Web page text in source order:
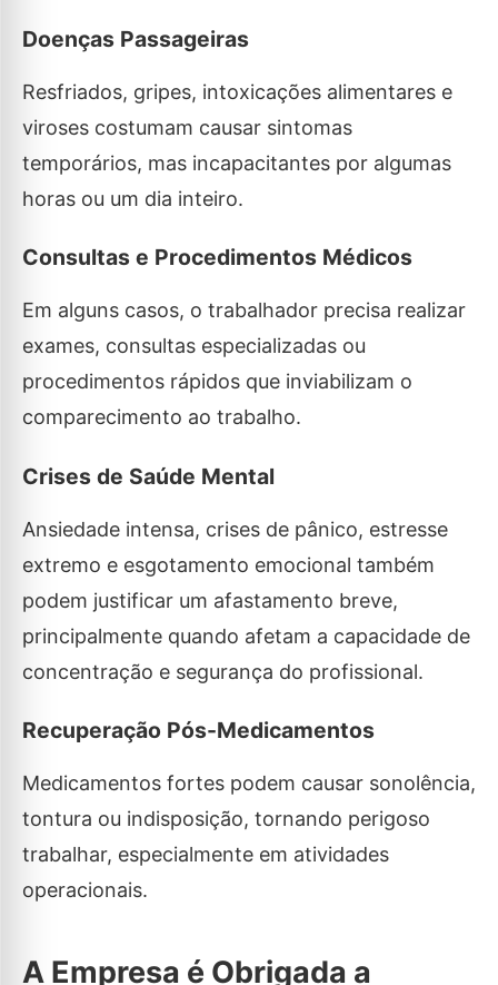
Doenças Passageiras
Resfriados, gripes, intoxicações alimentares e
viroses costumam causar sintomas
temporários, mas incapacitantes por algumas
horas ou um dia inteiro.
Consultas e Procedimentos Médicos
Em alguns casos, o trabalhador precisa realizar
exames, consultas especializadas ou
procedimentos rápidos que inviabilizam o
comparecimento ao trabalho.
Crises de Saúde Mental
Ansiedade intensa, crises de pânico, estresse
extremo e esgotamento emocional também
podem justificar um afastamento breve,
principalmente quando afetam a capacidade de
concentração e segurança do profissional.
Recuperação Pós-Medicamentos
Medicamentos fortes podem causar sonolência,
tontura ou indisposição, tornando perigoso
trabalhar, especialmente em atividades
operacionais.
A Empresa é Obrigada a